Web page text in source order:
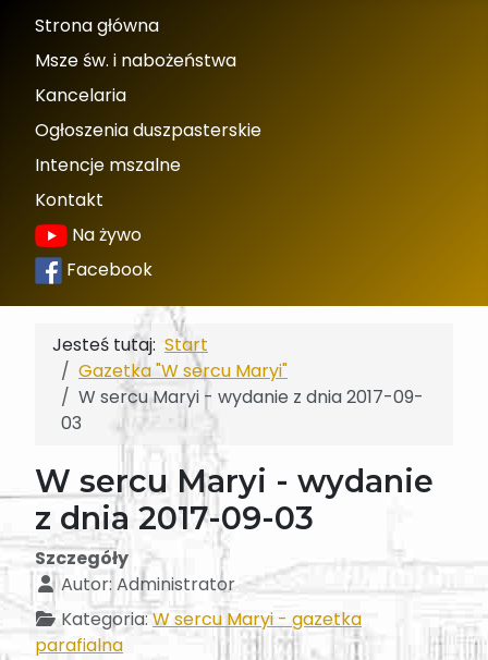
Strona główna
Msze św. i nabożeństwa
Kancelaria
Ogłoszenia duszpasterskie
Intencje mszalne
Kontakt
Na żywo
Facebook
Jesteś tutaj: Start
Gazetka "W sercu Maryi"
W sercu Maryi - wydanie z dnia 2017-09-
03
W sercu Maryi - wydanie
z dnia 2017-09-03
Szczegóły
Autor: Administrator
Kategoria:W sercu Maryi - gazetka
parafialna